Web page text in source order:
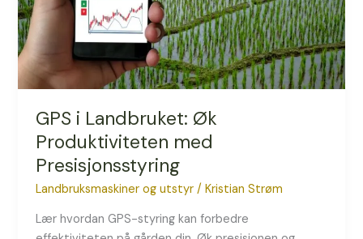
GPS i Landbruket: Øk
Produktiviteten med
Presisjonsstyring
Landbruksmaskiner og utstyr /Kristian Strøm
Lær hvordan GPS-styring kan forbedre